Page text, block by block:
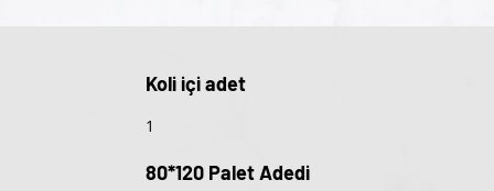
Koli içi adet
1
80*120 Palet Adedi